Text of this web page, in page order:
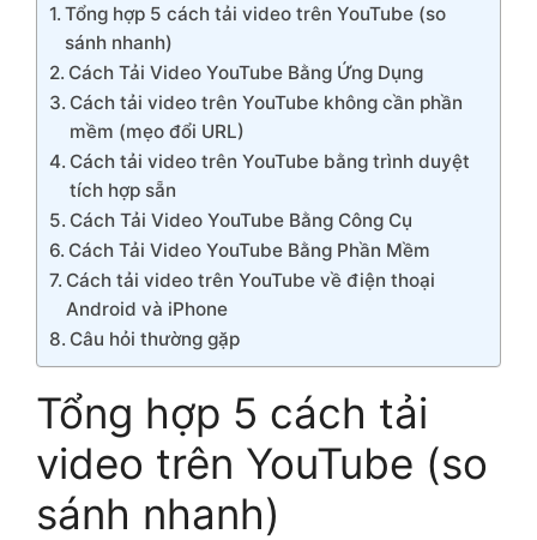
Tổng hợp 5 cách tải video trên YouTube (so
sánh nhanh)
Cách Tải Video YouTube Bằng Ứng Dụng
Cách tải video trên YouTube không cần phần
mềm (mẹo đổi URL)
Cách tải video trên YouTube bằng trình duyệt
tích hợp sẵn
Cách Tải Video YouTube Bằng Công Cụ
Cách Tải Video YouTube Bằng Phần Mềm
Cách tải video trên YouTube về điện thoại
Android và iPhone
Câu hỏi thường gặp
Tổng hợp 5 cách tải
video trên YouTube (so
sánh nhanh)